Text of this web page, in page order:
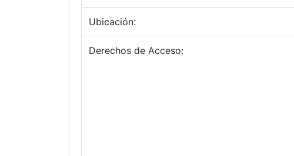
Ubicación:
Derechos de Acceso: